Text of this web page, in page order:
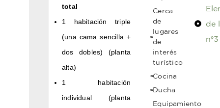
total
1 habitación triple
(una cama sencilla +
dos dobles) (planta
alta)
1 habitación
individual (planta
Cerca
de
lugares
de
interés
turístico
Cocina
Ducha
Equipamiento
de
nº3